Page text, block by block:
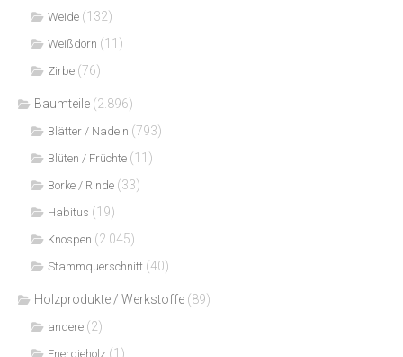
Weide (132)
Weißdorn (11)
Zirbe (76)
Baumteile (2.896)
Blätter / Nadeln (793)
Blüten / Früchte (11)
Borke / Rinde (33)
Habitus (19)
Knospen (2.045)
Stammquerschnitt (40)
Holzprodukte / Werkstoffe (89)
andere (2)
Energieholz (1)